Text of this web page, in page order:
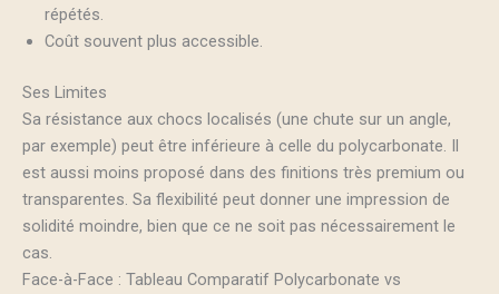
répétés.
Coût souvent plus accessible.
Ses Limites
Sa résistance aux chocs localisés (une chute sur un angle,
par exemple) peut être inférieure à celle du polycarbonate. Il
est aussi moins proposé dans des finitions très premium ou
transparentes. Sa flexibilité peut donner une impression de
solidité moindre, bien que ce ne soit pas nécessairement le
cas.
Face-à-Face : Tableau Comparatif Polycarbonate vs